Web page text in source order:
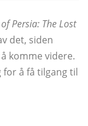
Persia: The Lost
det, siden
komme videre.
for å få tilgang til